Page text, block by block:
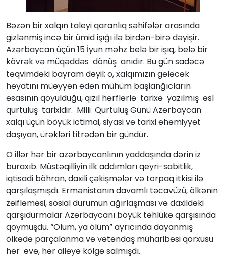
Bəzən bir xalqın taleyi qaranlıq səhifələr arasında
gizlənmiş incə bir ümid işığı ilə birdən-birə dəyişir.
Azərbaycan üçün 15 İyun məhz belə bir işıq, belə bir
kövrək və müqəddəs dönüş anıdır. Bu gün sadəcə
təqvimdəki bayram deyil; o, xalqımızın gələcək
həyatını müəyyən edən mühüm başlanğıcların
əsasının qoyulduğu, qızıl hərflərlə tarixə yazılmış əsl
qurtuluş tarixidir. Milli Qurtuluş Günü Azərbaycan
xalqı üçün böyük ictimai, siyasi və tarixi əhəmiyyət
daşıyan, ürəkləri titrədən bir gündür.
O illər hər bir azərbaycanlının yaddaşında dərin iz
buraxıb. Müstəqilliyin ilk addımları qeyri-sabitlik,
iqtisadi böhran, daxili çəkişmələr və torpaq itkisi ilə
qarşılaşmışdı. Ermənistanın davamlı təcavüzü, ölkənin
zəifləməsi, sosial durumun ağırlaşması və daxildəki
qarşıdurmalar Azərbaycanı böyük təhlükə qarşısında
qoymuşdu. “Olum, ya ölüm” ayrıcında dayanmış
ölkədə parçalanma və vətəndaş müharibəsi qorxusu
hər evə, hər ailəyə kölgə salmışdı.